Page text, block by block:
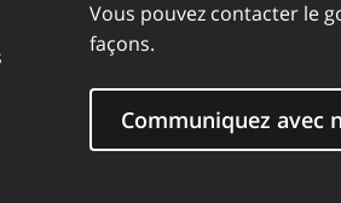
Vous pouvez contacter le
façons.
Communiquez avec